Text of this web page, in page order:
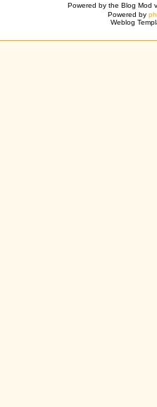
Powered by the Blog Mod
Powered by
Weblog